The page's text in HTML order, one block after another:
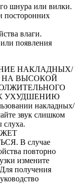
шнура или вилки.
посторонних
влаги.
появления
НАКЛАДНЫХ/
ВЫСОКОЙ
УХУДШЕНИЮ
накладных/
звук слишком
слуха.
В случае
повторно
измените
получения